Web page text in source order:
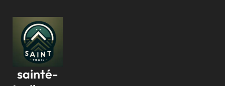
contenu
sainté-